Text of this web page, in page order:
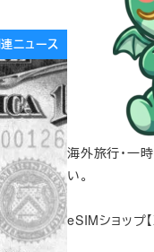
ニュース
海外旅行・一
い。
eSIMショップ